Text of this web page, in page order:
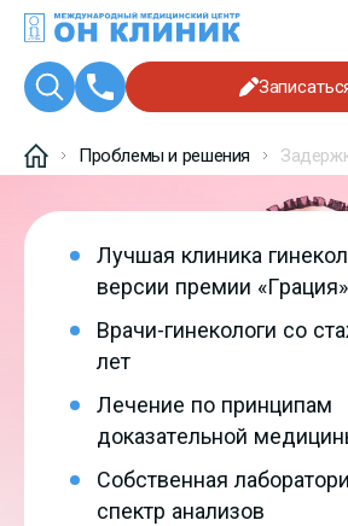
Проблемы и решения
Лучшая клиника
версии премии «Грация»
Врачи-гинекологи со
лет
Лечение по принципам
доказательной
Собственная
спектр анализов